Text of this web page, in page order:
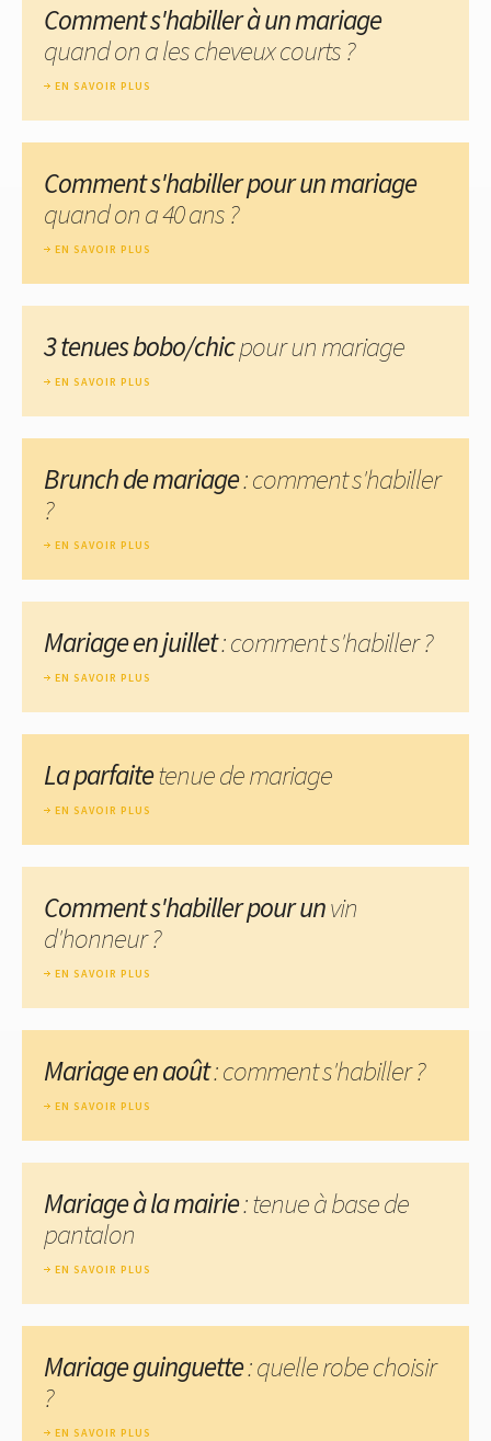
Comment s'habiller à un mariage
quand on a les cheveux courts ?
EN SAVOIR PLUS
Comment s'habiller pour un mariage
quand on a 40 ans ?
EN SAVOIR PLUS
3 tenues bobo/chicpour un mariage
EN SAVOIR PLUS
Brunch de mariage: comment s'habiller
?
EN SAVOIR PLUS
Mariage en juillet: comment s'habiller ?
EN SAVOIR PLUS
La parfaitetenue de mariage
EN SAVOIR PLUS
Comment s'habiller pour unvin
d'honneur ?
EN SAVOIR PLUS
Mariage en août: comment s'habiller ?
EN SAVOIR PLUS
Mariage à la mairie: tenue à base de
pantalon
EN SAVOIR PLUS
Mariage guinguette: quelle robe choisir
?
EN SAVOIR PLUS